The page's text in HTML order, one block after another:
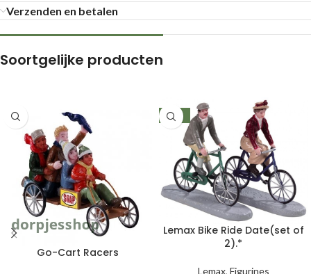
Verzenden en betalen
Soortgelijke producten
Go-Cart Racers
-24%
Lemax Bike Ride Date(set of
2).*
Lemax, Figurines